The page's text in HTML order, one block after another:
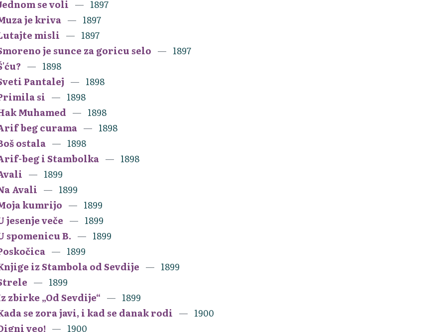
se voli
1897
je kriva
1897
misli
1897
je sunce za goricu selo
1897
1898
Pantalej
1898
si
1898
Muhamed
1898
beg curama
1898
ostala
1898
beg i Stambolka
1898
1899
Avali
1899
kumrijo
1899
jesenje veče
1899
spomenicu B.
1899
1899
iz Stambola od Sevdije
1899
1899
zbirke „Od Sevdije“
1899
se zora javi, i kad se danak rodi
1900
veo!
1900